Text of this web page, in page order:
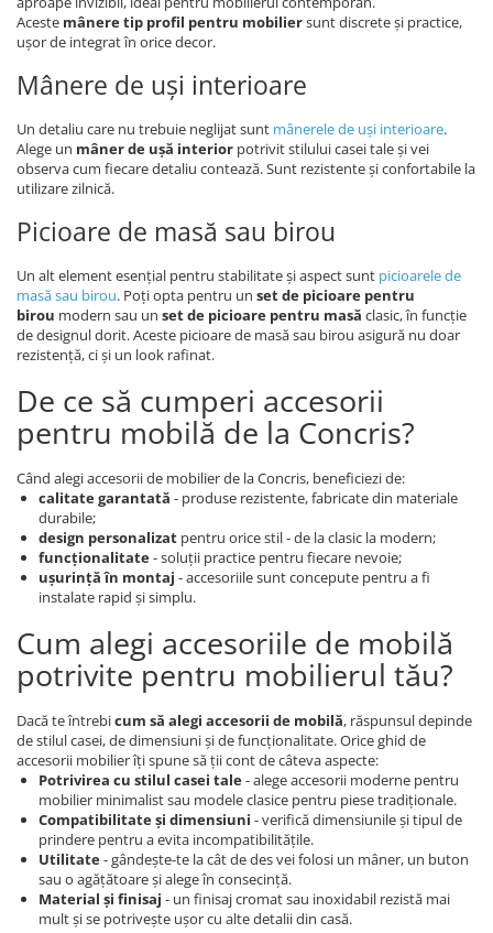
Aceste mânere tip profil pentru mobiliersunt discrete și practice,
ușor de integrat în orice decor.
Mânere de uși interioare
Un detaliu care nu trebuie neglijat sunt mânerele de uși interioare.
Alege un mâner de ușă interior potrivit stilului casei tale și vei
observa cum fiecare detaliu contează. Sunt rezistente și confortabile la
utilizare zilnică.
Picioare de masă sau birou
Un alt element esențial pentru stabilitate și aspect sunt picioarele de
masă sau birou. Poți opta pentru un set de picioare pentru
birou modern sau un set de picioare pentru masă clasic, în funcție
de designul dorit. Aceste picioare de masă sau birou asigură nu doar
rezistență, ci și un look rafinat.
De ce să cumperi accesorii
pentru mobilă de la Concris?
Când alegi accesorii de mobilier de la Concris, beneficiezi de:
calitate garantată - produse rezistente, fabricate din materiale
durabile;
design personalizat pentru orice stil - de la clasic la modern;
funcționalitate- soluții practice pentru fiecare nevoie;
ușurință în montaj - accesoriile sunt concepute pentru a fi
instalate rapid și simplu.
Cum alegi accesoriile de mobilă
potrivite pentru mobilierul tău?
Dacă te întrebicum să alegi accesorii de mobilă, răspunsul depinde
de stilul casei, de dimensiuni și de funcționalitate. Orice ghid de
accesorii mobilier îți spune să ții cont de câteva aspecte:
Potrivirea cu stilul casei tale- alege accesorii moderne pentru
mobilier minimalist sau modele clasice pentru piese tradiționale.
Compatibilitate și dimensiuni - verifică dimensiunile și tipul de
prindere pentru a evita incompatibilitățile.
Utilitate- gândește-te la cât de des vei folosi un mâner, un buton
sau o agățătoare și alege în consecință.
Material și finisaj - un finisaj cromat sau inoxidabil rezistă mai
mult și se potrivește ușor cu alte detalii din casă.